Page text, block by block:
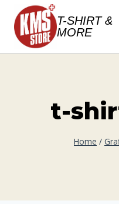
Salta
contenuto
T-SHIRT &
MORE
t-
Home /